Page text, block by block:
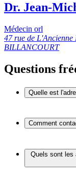
Dr. Jean-
Médecin orl
47 rue de
BILLANCOURT
Questions
Quelle est
L'Ancienne
Comment
téléphone au
Quels sont les